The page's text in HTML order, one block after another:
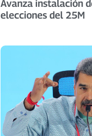
Avanza instalación
elecciones del 25M